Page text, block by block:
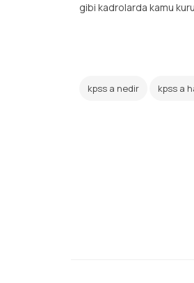
gibi kadrolarda kamu
kpss a nedir kpss a